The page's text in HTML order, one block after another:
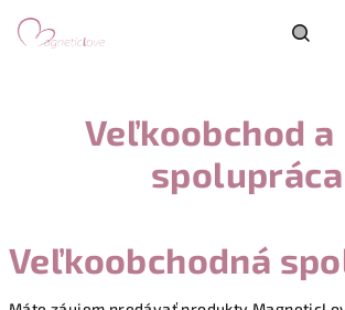
content
Veľkoobchod a
spolupráca
Veľkoobchodná